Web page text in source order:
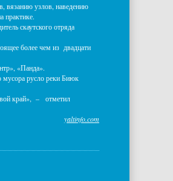
вязанию узлов, наведению
практике.
скаутского отряда
более чем из двадцати
«Панда».
мусора русло реки Биюк
край», – отметил
yaltinfo.com